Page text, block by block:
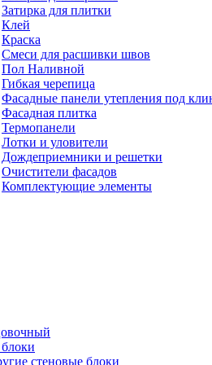
Затирка для плитки
Клей
Краска
Смеси для расшивки швов
Пол Наливной
Гибкая черепица
Фасадные панели утепления под
Фасадная плитка
Термопанели
Лотки и уловители
Дождеприемники и решетки
Очистители фасадов
Комплектующие элементы
стеновые блоки